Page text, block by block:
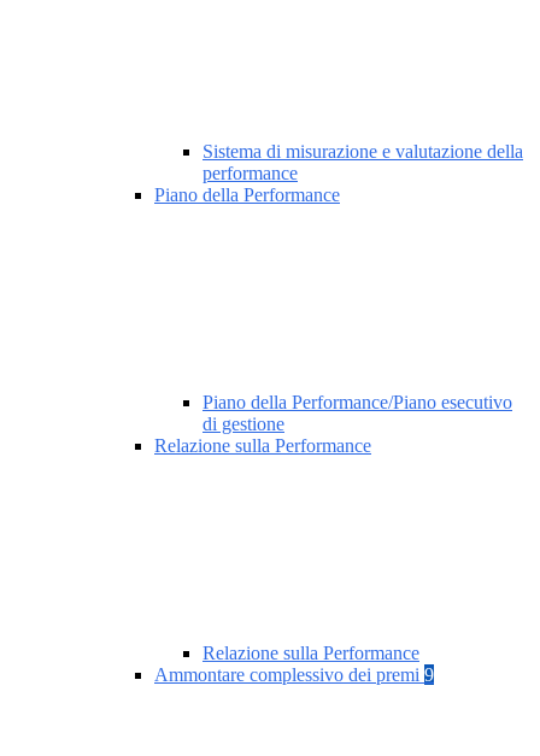
Sistema di misurazione e valutazione della
performance
Piano della Performance
Piano della Performance/Piano esecutivo
di gestione
Relazione sulla Performance
Relazione sulla Performance
Ammontare complessivo dei premi 9